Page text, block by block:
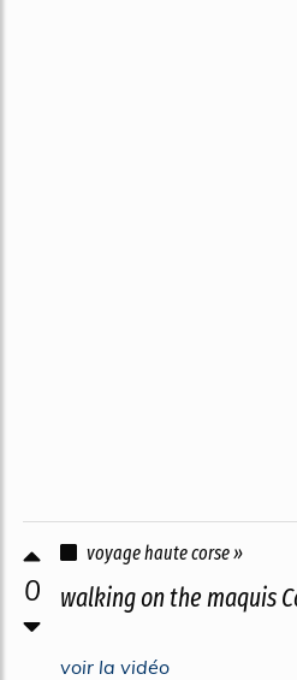
0
voyage haute corse »
walking on the maquis
voir la vidéo